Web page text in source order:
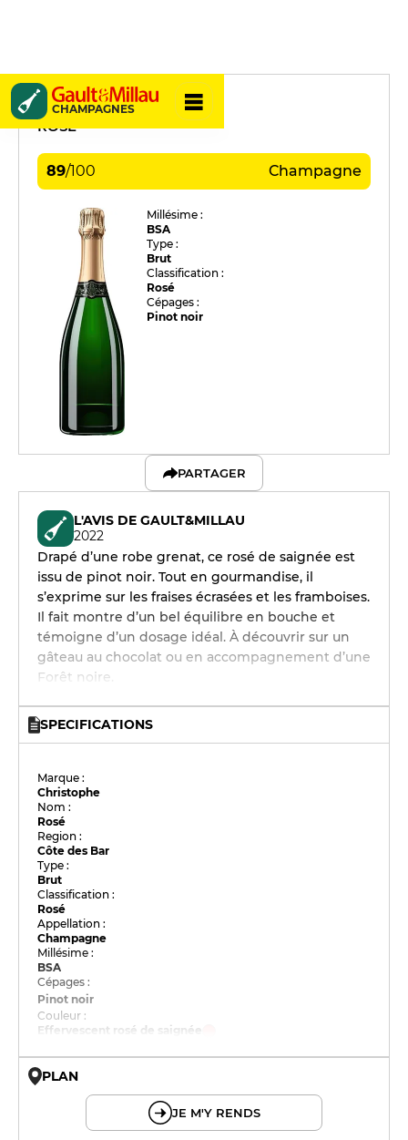
CHAMPAGNES
Christophe
ROSÉ
89/100 Champagne
Millésime :
BSA
Type :
Brut
Classification :
Rosé
Cépages :
Pinot noir
PARTAGER
L'AVIS DE GAULT&MILLAU
2022
Drapé d’une robe grenat, ce rosé de saignée est
issu de pinot noir. Tout en gourmandise, il
s’exprime sur les fraises écrasées et les framboises.
Il fait montre d’un bel équilibre en bouche et
témoigne d’un dosage idéal. À découvrir sur un
gâteau au chocolat ou en accompagnement d’une
Forêt noire.
SPECIFICATIONS
Marque :
Christophe
Nom :
Rosé
Region :
Côte des Bar
Type :
Brut
Classification :
Rosé
Appellation :
Champagne
Millésime :
BSA
Cépages :
Pinot noir
Couleur :
Effervescent rosé de saignée
PLAN
JE M'Y RENDS